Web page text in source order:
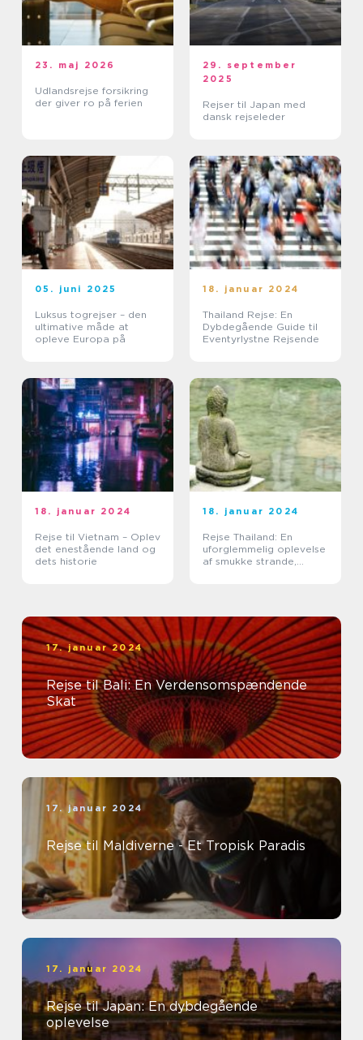
23. maj 2026
Udlandsrejse forsikring
der giver ro på ferien
29. september
2025
Rejser til Japan med
dansk rejseleder
05. juni 2025
Luksus togrejser – den
ultimative måde at
opleve Europa på
18. januar 2024
Thailand Rejse: En
Dybdegående Guide til
Eventyrlystne Rejsende
18. januar 2024
Rejse til Vietnam – Oplev
det enestående land og
dets historie
18. januar 2024
Rejse Thailand: En
uforglemmelig oplevelse
af smukke strande,
17. januar 2024
Rejse til Bali: En Verdensomspændende
Skat
17. januar 2024
Rejse til Maldiverne - Et Tropisk Paradis
17. januar 2024
Rejse til Japan: En dybdegående
oplevelse